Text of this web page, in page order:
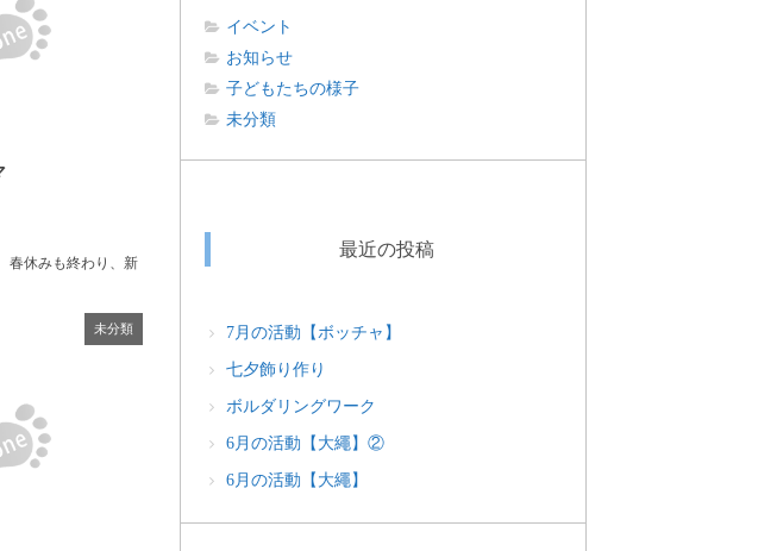
春休みも終わり、新
未分類
イベント
お知らせ
子どもたちの様子
未分類
最近の投稿
7月の活動【ボッチャ】
七夕飾り作り
ボルダリングワーク
6月の活動【大繩】②
6月の活動【大繩】